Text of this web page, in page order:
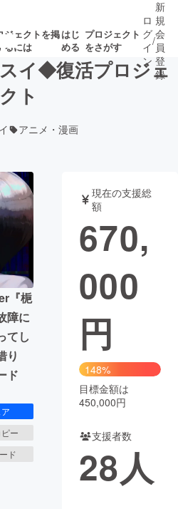
ジェクトを掲
るには
はじ
める
プロジェクト
をさがす
プロ
ロジェクト
音楽
ジェット ゲーム・サ
活性化
Good
CAMPFIRE Creation
税
コミュニティ
ロ
グ
イ
ン
/
新
規
会
員
登
録
スイ◆復活プロジェ
クト
アニメ・漫画
『梔
障に
てし
り
ド
ー
ド
現在の支援総
額
670,
000
円
148%
目標金額は
450,000円
支援者数
28人